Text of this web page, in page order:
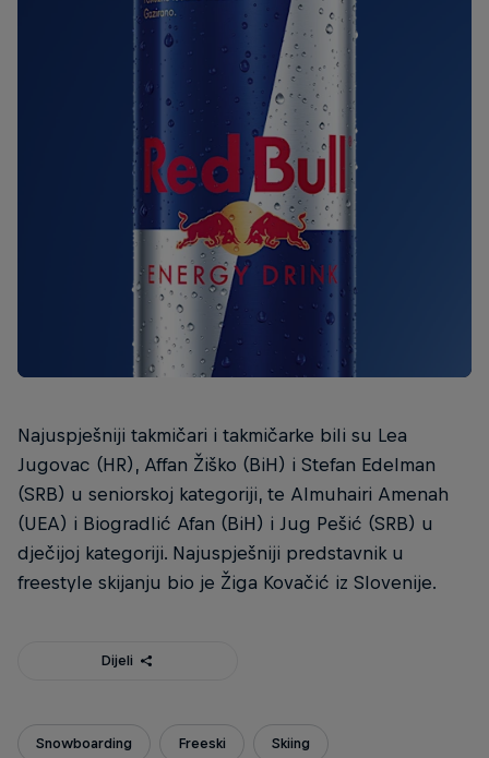
Najuspješniji takmičari i takmičarke bili su Lea
Jugovac (HR), Affan Žiško (BiH) i Stefan Edelman
(SRB) u seniorskoj kategoriji, te Almuhairi Amenah
(UEA) i Biogradlić Afan (BiH) i Jug Pešić (SRB) u
dječijoj kategoriji. Najuspješniji predstavnik u
freestyle skijanju bio je Žiga Kovačić iz Slovenije.
Dijeli
Snowboarding Freeski Skiing